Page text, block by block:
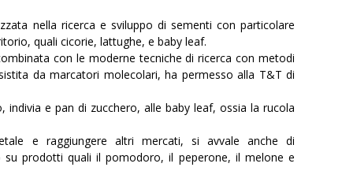
nella ricerca e sviluppo di sementi con particolare
quali cicorie, lattughe, e baby leaf.
con le moderne tecniche di ricerca con metodi
da marcatori molecolari, ha permesso alla T&T di
e pan di zucchero, alle baby leaf, ossia la rucola
e raggiungere altri mercati, si avvale anche di
prodotti quali il pomodoro, il peperone, il melone e